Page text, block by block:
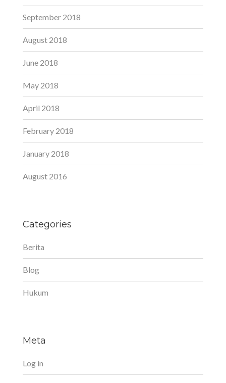
September 2018
August 2018
June 2018
May 2018
April 2018
February 2018
January 2018
August 2016
Categories
Berita
Blog
Hukum
Meta
Log in